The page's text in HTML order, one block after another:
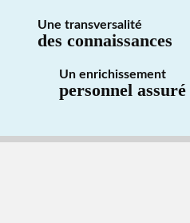
Une transversalité
des connaissances
Un enrichissement
personnel assuré